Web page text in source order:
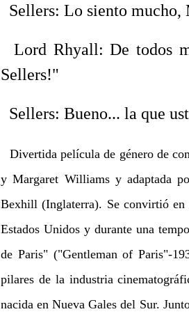
Sellers: Lo siento mucho,
Lord Rhyall: De todos
Sellers!"
Sellers: Bueno... la que
Divertida película de género de
y Margaret Williams y adaptada
Bexhill (Inglaterra). Se convirtió
Estados Unidos y durante una
de Paris" ("Gentleman of Paris"-
pilares de la industria
nacida en Nueva Gales del Sur.